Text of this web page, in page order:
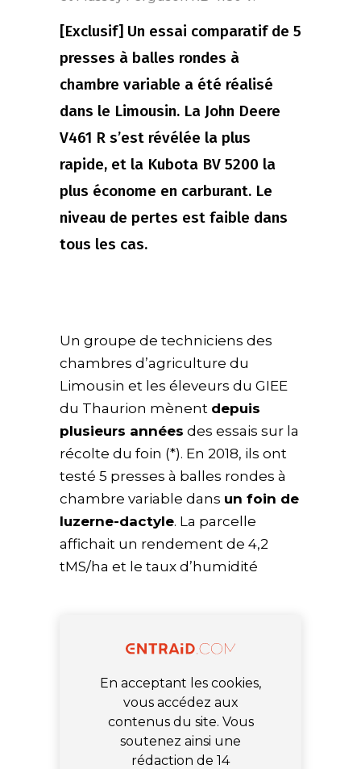
[Exclusif] Un essai comparatif de 5
presses à balles rondes à
chambre variable a été réalisé
dans le Limousin. La John Deere
V461 R s’est révélée la plus
rapide, et la Kubota BV 5200 la
plus économe en carburant. Le
niveau de pertes est faible dans
tous les cas.
Un groupe de techniciens des
chambres d’agriculture du
Limousin et les éleveurs du GIEE
du Thaurion mènent depuis
plusieurs années des essais sur la
récolte du foin (*). En 2018, ils ont
testé 5 presses à balles rondes à
chambre variable dans un foin de
luzerne-dactyle. La parcelle
affichait un rendement de 4,2
tMS/ha et le taux d’humidité
En acceptant les cookies,
vous accédez aux
contenus du site. Vous
soutenez ainsi une
rédaction de 14